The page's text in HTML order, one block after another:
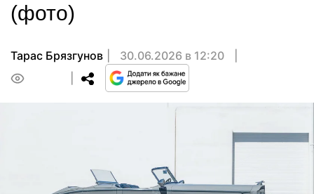
(фото)
Тарас Брязгунов
30.06.2026 в 12:20